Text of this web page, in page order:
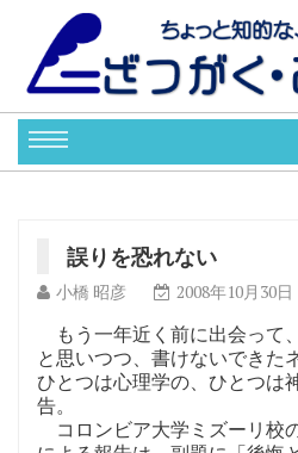
誤りを恐れない
小橋 昭彦 2008年10月30日
もう一年近く前に出会って
と思いつつ、書けないできた
ひとつは心理学の、ひとつは
告。
コロンビア大学ミズーリ校